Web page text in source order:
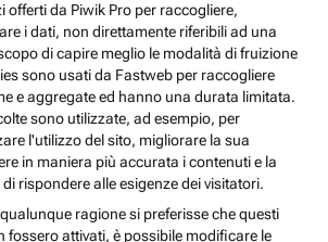
offerti da Piwik Pro per raccogliere,
i dati, non direttamente riferibili ad una
di capire meglio le modalità di fruizione
sono usati da Fastweb per raccogliere
e aggregate ed hanno una durata limitata.
sono utilizzate, ad esempio, per
l'utilizzo del sito, migliorare la sua
in maniera più accurata i contenuti e la
rispondere alle esigenze dei visitatori.
ragione si preferisse che questi
fossero attivati, è possibile modificare le